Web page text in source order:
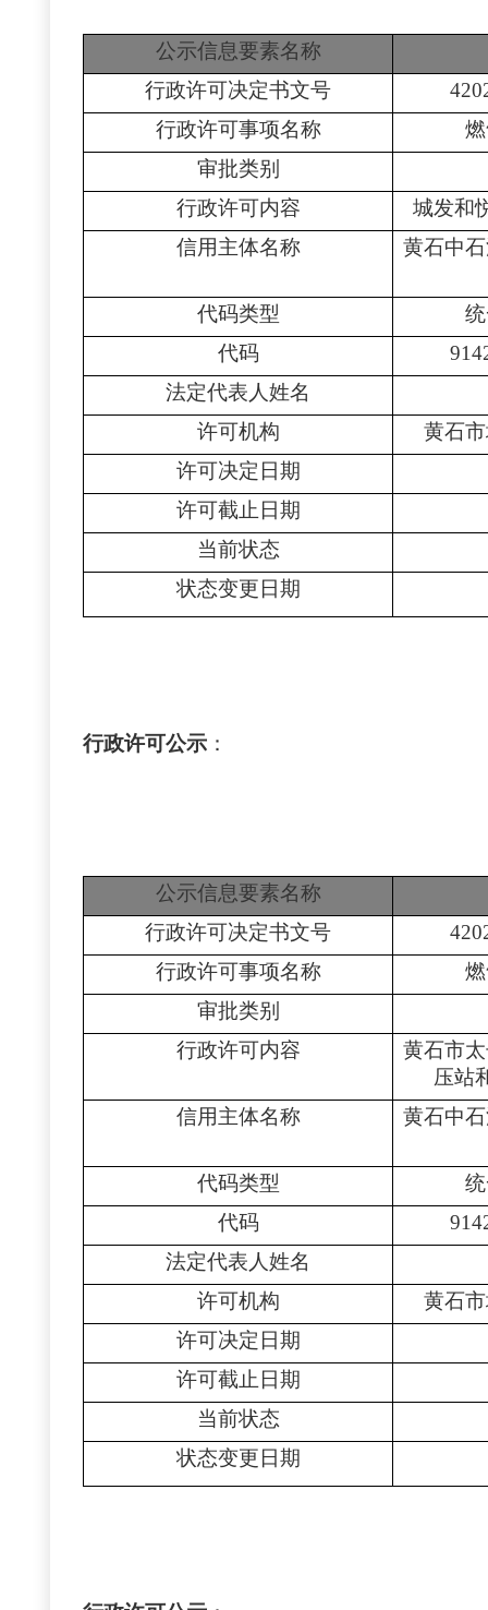
公示信息要素名称
行政许可决定书文号
行政许可事项名称
审批类别
行政许可内容
城发和
信用主体名称
黄石中
代码类型
代码
法定代表人姓名
许可机构
黄石
许可决定日期
许可截止日期
当前状态
状态变更日期
行政许可公示 ：
公示信息要素名称
行政许可决定书文号
行政许可事项名称
审批类别
行政许可内容
黄石市
压站
信用主体名称
黄石中
代码类型
代码
法定代表人姓名
许可机构
黄石
许可决定日期
许可截止日期
当前状态
状态变更日期